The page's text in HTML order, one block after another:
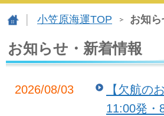
小笠原海運TOP お知
お知らせ・新着情報
2026/08/03
【欠航の
11:00発・